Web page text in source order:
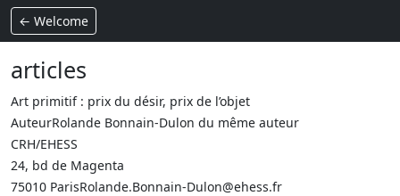
← Welcome
articles
Art primitif : prix du désir, prix de l’objet
AuteurRolande Bonnain-Dulon du même auteur
CRH/EHESS
24, bd de Magenta
75010 ParisRolande.Bonnain-Dulon@ehess.fr